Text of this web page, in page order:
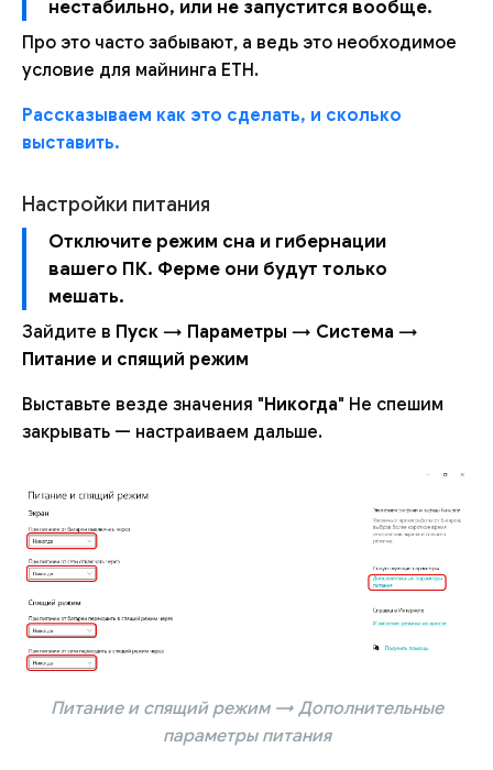
нестабильно, или не запустится вообще.
Про это часто забывают, а ведь это необходимое
условие для майнинга ETH.
Рассказываем как это сделать, и сколько
выставить.
Настройки питания
Отключите режим сна и гибернации
вашего ПК. Ферме они будут только
мешать.
Зайдите в Пуск → Параметры → Система →
Питание и спящий режим
Выставьте везде значения "Никогда" Не спешим
закрывать — настраиваем дальше.
Питание и спящий режим → Дополнительные
параметры питания